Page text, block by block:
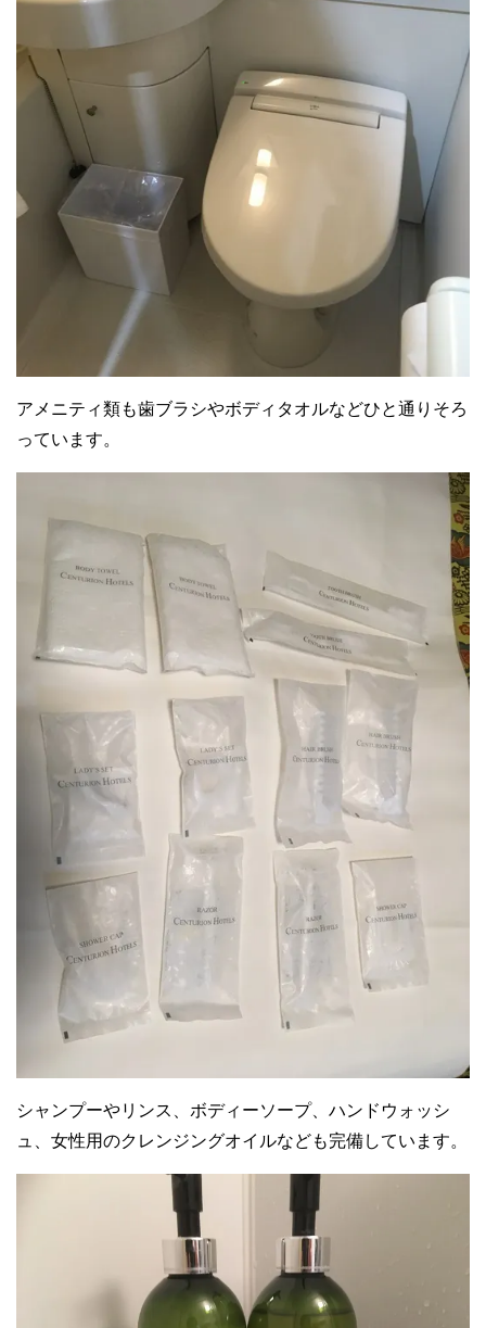
アメニティ類も歯ブラシやボディタオルなどひと通りそろ
っています。
シャンプーやリンス、ボディーソープ、ハンドウォッシ
ュ、女性用のクレンジングオイルなども完備しています。